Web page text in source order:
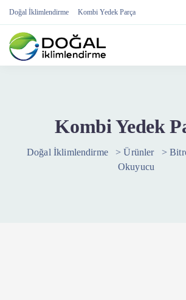
Doğal İklimlendirme Kombi Yedek Parça
Kombi Yedek
Doğal İklimlendirme >Ürünler >
Okuyucu